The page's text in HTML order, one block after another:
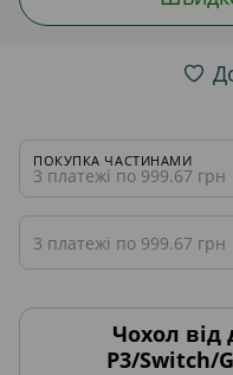
ПОКУПКА ЧАСТИНАМИ
3 платежі по 999.67 грн
3 платежі по 999.67 грн
Чохол
P3/Switch/